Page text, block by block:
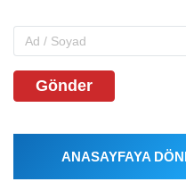
Gönder
ANASAYFAYA